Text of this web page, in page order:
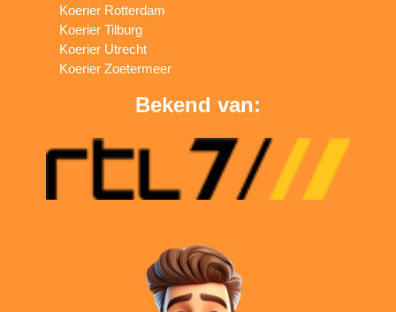
Koerier Rotterdam
Koerier Tilburg
Koerier Utrecht
Koerier Zoetermeer
Bekend van: